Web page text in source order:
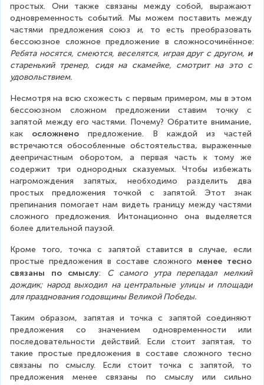
простых. Они также связаны между собой, выражают
одновременность событий. Мы можем поставить между
частями предложения союз и, то есть преобразовать
бессоюзное сложное предложение в сложносочинённое:
Ребята носятся, смеются, веселятся, играя друг с другом, и
старенький тренер, сидя на скамейке, смотрит на это с
удовольствием.
Несмотря на всю схожесть с первым примером, мы в этом
бессоюзном сложном предложении ставим точку с
запятой между его частями. Почему? Обратите внимание,
как осложнено предложение. В каждой из частей
встречаются обособленные обстоятельства, выраженные
деепричастным оборотом, а первая часть к тому же
содержит три однородных сказуемых. Чтобы избежать
нагромождения запятых, необходимо разделить два
простых предложения точкой с запятой. Этот знак
препинания помогает нам видеть границу между частями
сложного предложения. Интонационно она выделяется
более длительной паузой.
Кроме того, точка с запятой ставится в случае, если
простые предложения в составе сложного менее тесно
связаны по смыслу: С самого утра перепадал мелкий
дождик; народ выходил на центральные улицы и площади
для празднования годовщины Великой Победы.
Таким образом, запятая и точка с запятой соединяют
предложения со значением одновременности или
последовательности действий. Если стоит запятая, то
такие простые предложения в составе сложного тесно
связаны по смыслу. Если стоит точка с запятой, то
предложения менее связаны по смыслу или сильно